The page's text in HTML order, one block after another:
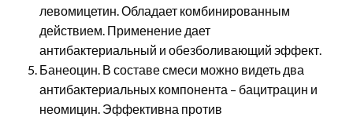
левомицетин. Обладает комбинированным
действием. Применение дает
антибактериальный и обезболивающий эффект.
Банеоцин. В составе смеси можно видеть два
антибактериальных компонента – бацитрацин и
неомицин. Эффективна против